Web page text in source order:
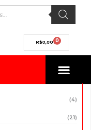
R$0,00 0
Carrinho
(4)
(21)